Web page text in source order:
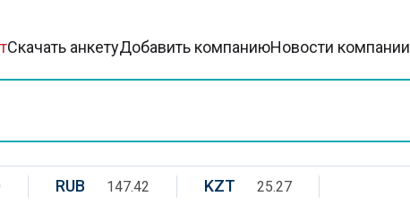
Скачать анкетуДобавить компаниюНовости компании
RUB 147.42 KZT 25.27